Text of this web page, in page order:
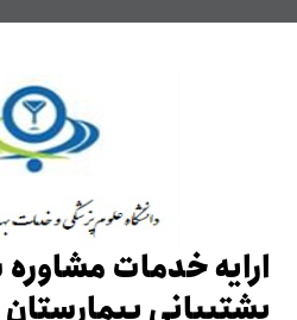
ارایه خدمات
پشتیبانی